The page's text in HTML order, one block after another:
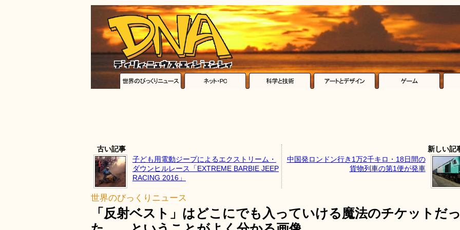
古い記事
子ども用電動ジープによるエクストリーム・
ダウンヒルレース「EXTREME BARBIE JEEP
RACING 2016」
新しい記
中国発ロンドン行き1万2千キロ・18日間の
貨物列車の第1便が発車
世界のびっくりニュース
「反射ベスト」はどこにでも入っていける魔法のチケットだ